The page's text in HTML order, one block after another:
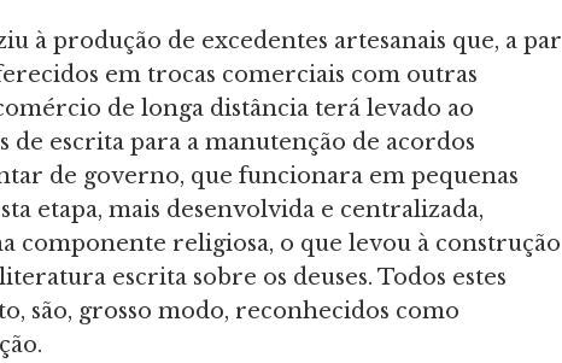
à produção de excedentes artesanais que, a par
em trocas comerciais com outras
de longa distância terá levado ao
de escrita para a manutenção de acordos
de governo, que funcionara em pequenas
etapa, mais desenvolvida e centralizada,
componente religiosa, o que levou à construção
escrita sobre os deuses. Todos estes
são, grosso modo, reconhecidos como